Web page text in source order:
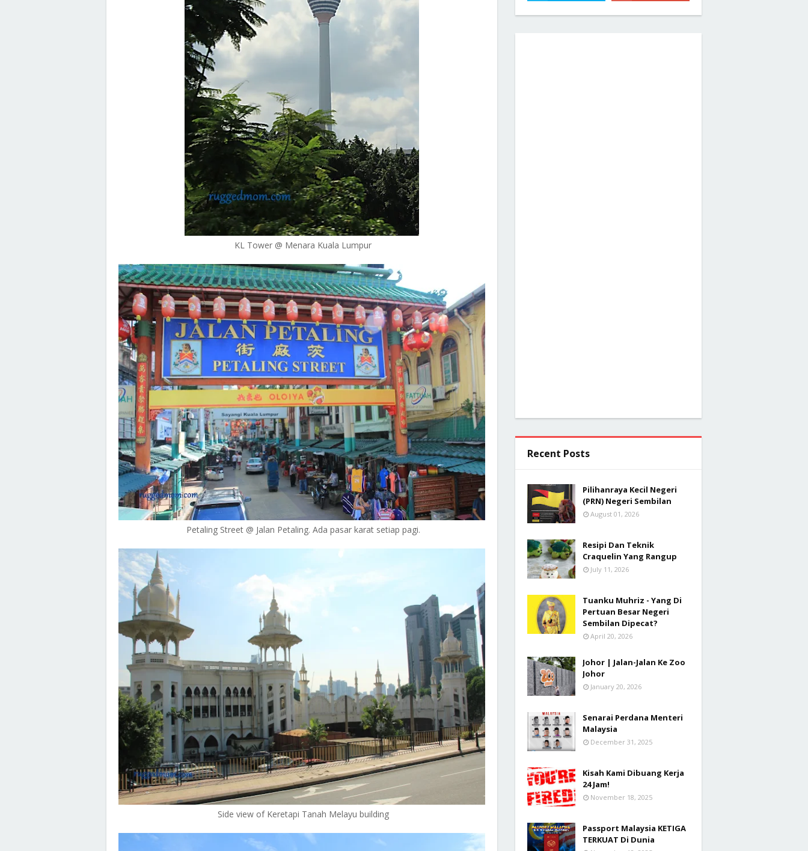
KL Tower @ Menara Kuala Lumpur
Petaling Street @ Jalan Petaling. Ada pasar karat setiap pagi.
Side view of Keretapi Tanah Melayu building
Recent Posts
Pilihanraya Kecil Negeri
(PRN) Negeri Sembilan
August 01, 2026
Resipi Dan Teknik
Craquelin Yang Rangup
July 11, 2026
Tuanku Muhriz - Yang Di
Pertuan Besar Negeri
Sembilan Dipecat?
April 20, 2026
Johor | Jalan-Jalan Ke Zoo
Johor
January 20, 2026
Senarai Perdana Menteri
Malaysia
December 31, 2025
Kisah Kami Dibuang Kerja
24 Jam!
November 18, 2025
Passport Malaysia KETIGA
TERKUAT Di Dunia